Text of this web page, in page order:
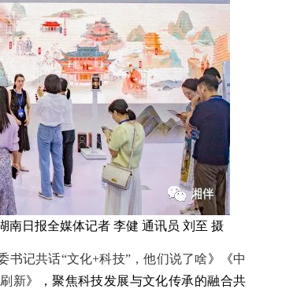
南日报全媒体记者 李健 通讯员 刘至 摄
书记共话“文化+科技”，他们说了啥》《中
新》，聚焦科技发展与文化传承的融合共